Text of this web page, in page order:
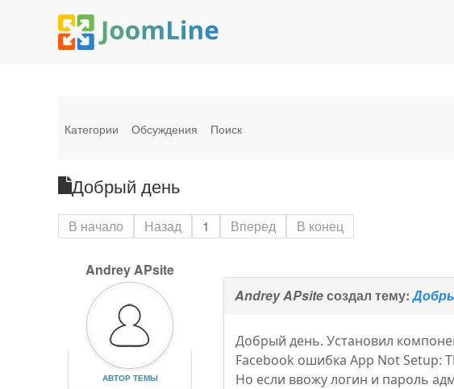
Категории Обсуждения Поиск
Добрый день
В начало Назад 1 Вперед В конец
Andrey APsite
АВТОР ТЕМЫ
Andrey APsiteсоздал тему:
Добрый день. Установил
Facebook ошибка App Not Setup:
Но если ввожу логин и пароль